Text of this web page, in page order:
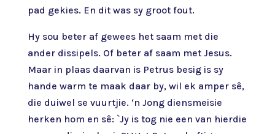
pad gekies. En dit was sy groot fout.
Hy sou beter af gewees het saam met die
ander dissipels. Of beter af saam met Jesus.
Maar in plaas daarvan is Petrus besig is sy
hande warm te maak daar by, wil ek amper sê,
die duiwel se vuurtjie. ‘n Jong diensmeisie
herken hom en sê: `Jy is tog nie een van hierdie